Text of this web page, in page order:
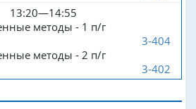
13:20—14:55
методы - 1 п/г
3-404
методы - 2 п/г
3-402